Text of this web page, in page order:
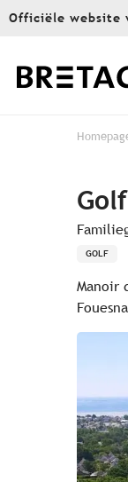
Aller
principal
Officiële website
GOLF
Manoir